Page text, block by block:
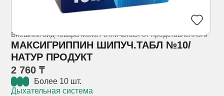
Внешний вид товара может отличаться от представленного
МАКСИГРИППИН ШИПУЧ.ТАБЛ №10/
НАТУР ПРОДУКТ
2 760 ₸
Более 10 шт.
Дыхательная система